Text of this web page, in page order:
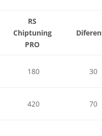
RS
Chiptuning
PRO
180 30
420 70